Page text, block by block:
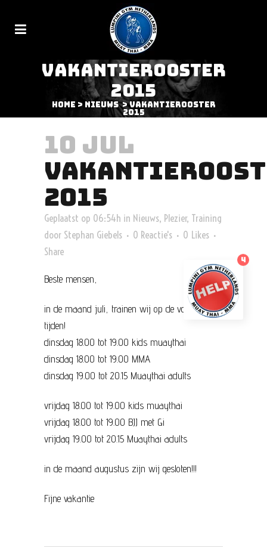
VAKANTIEROOSTER
2015
Home > Nieuws>VAKANTIEROOSTER
2015
10 JUL
2015
Geplaatst op 06:54h in Nieuws, Plezier, Training
door Stephan Giebels 0 Reactie's 0 Likes
Share
Beste mensen,
in de maand juli, trainen wij op de volgende
tijden!
dinsdag 18.00 tot 19.00 kids muaythai
dinsdag 18.00 tot 19.00 MMA
dinsdag 19.00 tot 20.15 Muaythai adults
vrijdag 18.00 tot 19.00 kids muaythai
vrijdag 18.00 tot 19.00 BJJ met Gi
vrijdag 19.00 tot 20.15 Muaythai adults
in de maand augustus zijn wij gesloten!!!
Fijne vakantie
4